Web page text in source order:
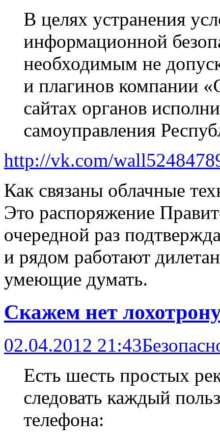
В целях устранения
информационной
необходимым не
и плагинов компании
сайтах органов
самоуправления
http://vk.com/
Как связаны облачные
Это распоряжение
очередной раз
и рядом работают
умеющие думать.
Скажем нет
02.04.2012 21:43
Есть шесть простых
следовать каждый
телефона: